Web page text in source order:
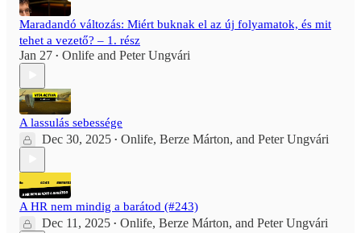
Maradandó változás: Miért buknak el az új folyamatok, és mit
tehet a vezető? – 1. rész
Jan 27 • Onlife and Peter Ungvári
A lassulás sebessége
Dec 30, 2025 • Onlife, Berze Márton, and Peter Ungvári
A HR nem mindig a barátod (#243)
Dec 11, 2025 • Onlife, Berze Márton, and Peter Ungvári